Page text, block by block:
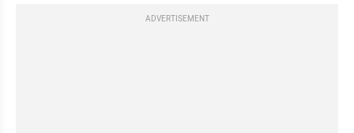
ADVERTISEMENT